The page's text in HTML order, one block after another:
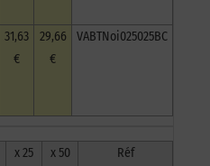
31,63
€
29,66
€
VABTNoi025025BC
x 25 x 50 Réf